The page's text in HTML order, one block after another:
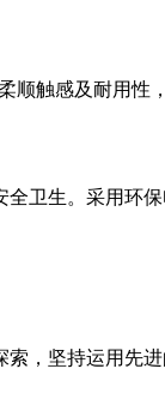
触感及耐用性
卫生。采用环
，坚持运用先